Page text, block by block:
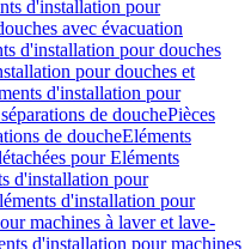
d'installation pour
avec évacuation
d'installation pour douches
pour douches et
d'installation pour
de douchePièces
de doucheEléments
pour Eléments
d'installation pour
d'installation pour
machines à laver et lave-
d'installation pour machines